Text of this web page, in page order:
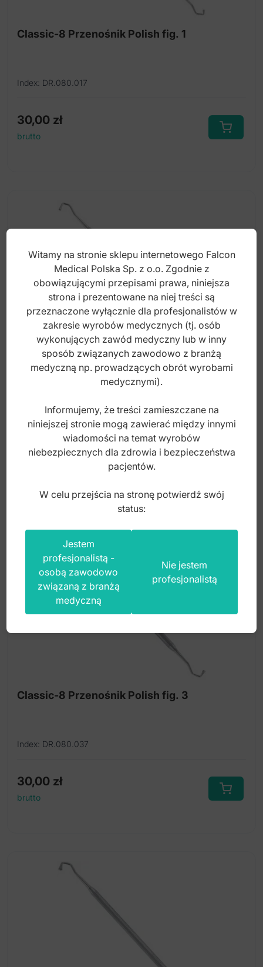
Classic-8 Przenośnik Polish fig. 1
Index: DR.080.017
30,00 zł
brutto
Classic-8 Przenośnik Polish fig. 2
Index: DR.080.027
30,00zł
Classic-8 Przenośnik Polish fig. 3
Index: DR.080.037
30,00 zł
brutto
Witamy na stronie sklepu internetowego Falcon
Medical Polska Sp. z o.o. Zgodnie z
obowiązującymi przepisami prawa, niniejsza
strona i prezentowane na niej treści są
przeznaczone wyłącznie dla profesjonalistów w
zakresie wyrobów medycznych (tj. osób
wykonujących zawód medyczny lub w inny
sposób związanych zawodowo z branżą
medyczną np. prowadzących obrót wyrobami
medycznymi).
Informujemy, że treści zamieszczane na
niniejszej stronie mogą zawierać między innymi
wiadomości na temat wyrobów
niebezpiecznych dla zdrowia i bezpieczeństwa
pacjentów.
W celu przejścia na stronę potwierdź swój
status:
Jestem
profesjonalistą -
osobą zawodowo
związaną z branżą
medyczną
Nie jestem
profesjonalistą